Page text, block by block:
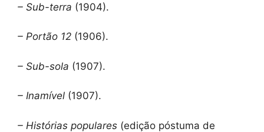
– Sub-terra (1904).
– Portão 12 (1906).
– Sub-sola (1907).
– Inamível (1907).
– Histórias populares (edição póstuma de